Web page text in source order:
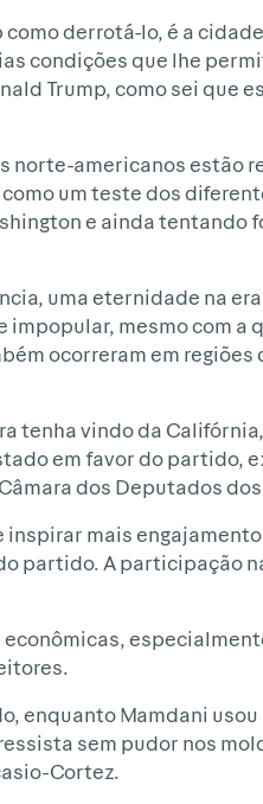
derrotá-lo, é a
condições que lhe
Trump, como sei que
norte-americanos estão
um teste dos
e ainda tentando
uma eternidade na
mesmo com a
ocorreram em
tenha vindo da
em favor do partido,
dos Deputados dos
mais
partido. A participação
enquanto Mamdani
sem pudor nos
Cortez.